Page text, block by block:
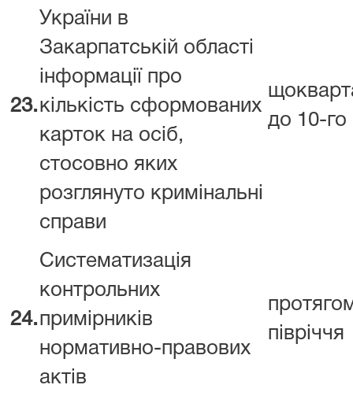
23.
України в
Закарпатській області
інформації про
кількість сформованих
карток на осіб,
стосовно яких
розглянуто кримінальні
справи
до 10-го
24.
Систематизація
контрольних
примірників
нормативно-правових
актів
півріччя